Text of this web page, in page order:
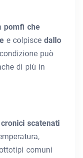
pomfi che
e colpisce dallo
può
di più in
scatenati
comuni